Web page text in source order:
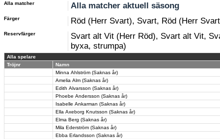
Alla matcher Alla matcher aktuell säsong
Färger Röd (Herr Svart), Svart, Röd (Herr
Reservfärger
Svart alt Vit (Herr Röd), Svart alt Vit,
byxa, strumpa)
Alla spelare
Tröjnr
Namn
Minna Ahlström (Saknas år)
Amelia Alm (Saknas år)
Edith Alvarsson (Saknas år)
Phoebe Andersson (Saknas år)
Isabelle Ankarman (Saknas år)
Ella Axeborg Knutsson (Saknas år)
Elma Berg (Saknas år)
Mila Ederström (Saknas år)
Ebba Erlandsson (Saknas år)